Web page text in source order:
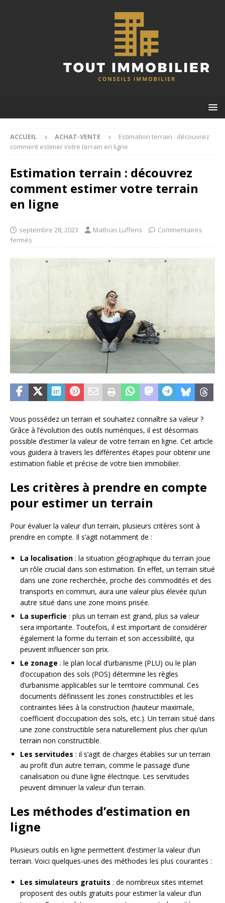
ACCUEIL ACHAT-VENTE
Estimation terrain : découvrez
comment estimer votre terrain en ligne
Estimation terrain : découvrez
comment estimer votre terrain
en ligne
septembre 28, 2023 Mathias Luffens
Commentaires
fermés
Vous possédez un terrain et souhaitez connaître sa valeur ?
Grâce à l’évolution des outils numériques, il est désormais
possible d’estimer la valeur de votre terrain en ligne. Cet article
vous guidera à travers les différentes étapes pour obtenir une
estimation fiable et précise de votre bien immobilier.
Les critères à prendre en compte
pour estimer un terrain
Pour évaluer la valeur d’un terrain, plusieurs critères sont à
prendre en compte. Il s’agit notamment de :
La localisation : la situation géographique du terrain joue
un rôle crucial dans son estimation. En effet, un terrain situé
dans une zone recherchée, proche des commodités et des
transports en commun, aura une valeur plus élevée qu’un
autre situé dans une zone moins prisée.
La superficie : plus un terrain est grand, plus sa valeur
sera importante. Toutefois, il est important de considérer
également la forme du terrain et son accessibilité, qui
peuvent influencer son prix.
Le zonage : le plan local d’urbanisme (PLU) ou le plan
d’occupation des sols (POS) détermine les règles
d’urbanisme applicables sur le territoire communal. Ces
documents définissent les zones constructibles et les
contraintes liées à la construction (hauteur maximale,
coefficient d’occupation des sols, etc.). Un terrain situé dans
une zone constructible sera naturellement plus cher qu’un
terrain non constructible.
Les servitudes : il s’agit de charges établies sur un terrain
au profit d’un autre terrain, comme le passage d’une
canalisation ou d’une ligne électrique. Les servitudes
peuvent diminuer la valeur d’un terrain.
Les méthodes d’estimation en
ligne
Plusieurs outils en ligne permettent d’estimer la valeur d’un
terrain. Voici quelques-unes des méthodes les plus courantes :
Les simulateurs gratuits : de nombreux sites internet
proposent des outils gratuits pour estimer la valeur d’un